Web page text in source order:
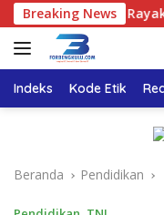
Langsung
ke
konten
Breaking News
Rayakan
Indeks Kode Etik
Beranda Pendidikan